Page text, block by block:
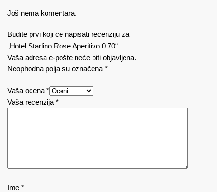
Još nema komentara.
Budite prvi koji će napisati recenziju za
„Hotel Starlino Rose Aperitivo 0.70“
Vaša adresa e-pošte neće biti objavljena.
Neophodna polja su označena *
Vaša ocena *
Vaša recenzija *
Ime *